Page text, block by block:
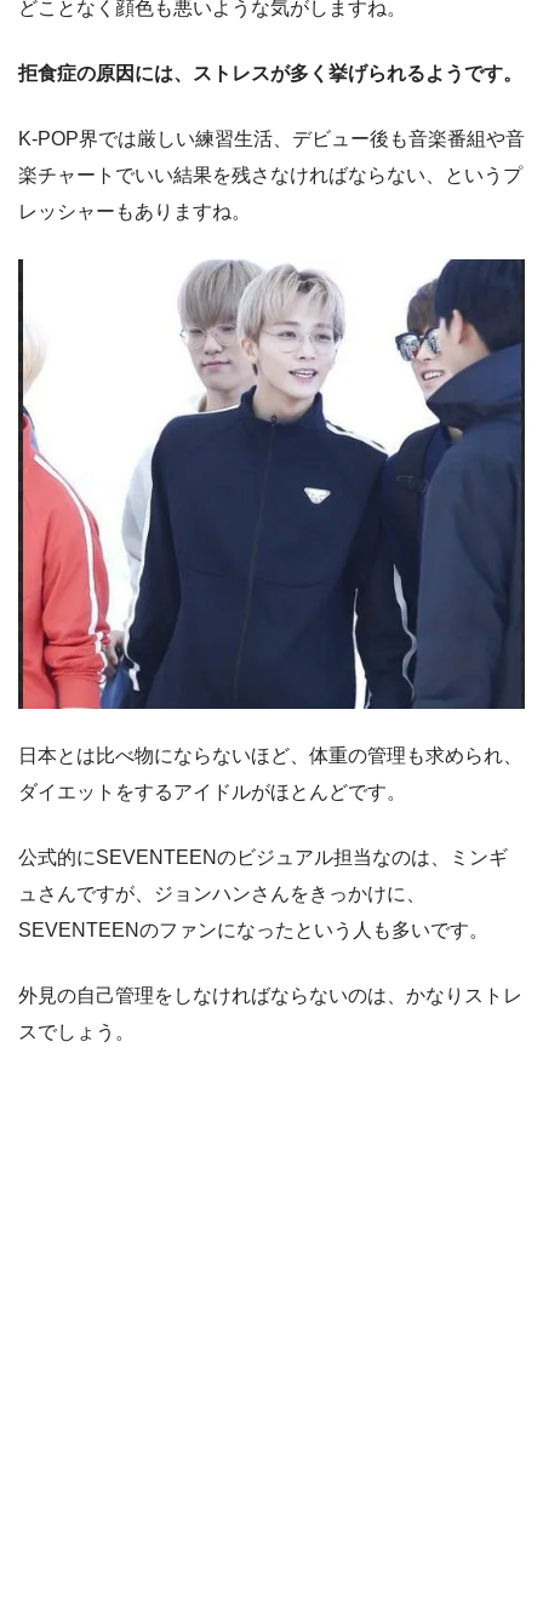
どことなく顔色も悪いような気がしますね。
拒食症の原因には、ストレスが多く挙げられるようです。
K-POP界では厳しい練習生活、デビュー後も音楽番組や音
楽チャートでいい結果を残さなければならない、というプ
レッシャーもありますね。
日本とは比べ物にならないほど、体重の管理も求められ、
ダイエットをするアイドルがほとんどです。
公式的にSEVENTEENのビジュアル担当なのは、ミンギ
ュさんですが、ジョンハンさんをきっかけに、
SEVENTEENのファンになったという人も多いです。
外見の自己管理をしなければならないのは、かなりストレ
スでしょう。